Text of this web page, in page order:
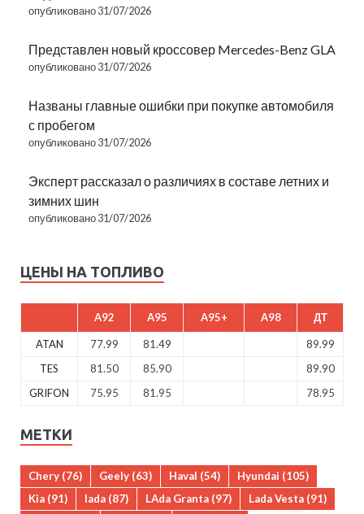
опубликовано 31/07/2026
Представлен новый кроссовер Mercedes-Benz GLA
опубликовано 31/07/2026
Названы главные ошибки при покупке автомобиля
с пробегом
опубликовано 31/07/2026
Эксперт рассказал о различиях в составе летних и
зимних шин
опубликовано 31/07/2026
ЦЕНЫ НА ТОПЛИВО
A92 A95 A95+ A98 ДТ
ATAN 77.99 81.49
89.99
TES
81.50 85.90
89.90
GRIFON
75.95 81.95 78.95
МЕТКИ
Chery (76) Geely (63) Haval (54) Hyundai (105)
Kia (91) lada (87) LAda Granta (97) Lada Vesta (91)